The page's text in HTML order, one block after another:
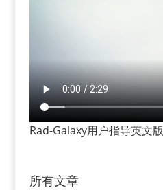
Rad-Galaxy用户指导英文版
所有文章